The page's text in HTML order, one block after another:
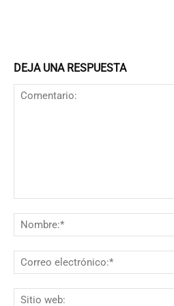
DEJA UNA RESPUESTA